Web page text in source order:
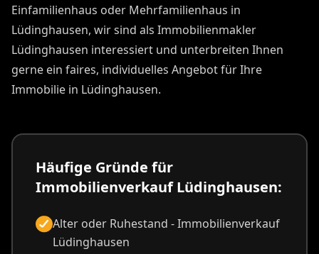
Einfamilienhaus oder Mehrfamilienhaus in
Lüdinghausen, wir sind als Immobilienmakler
Lüdinghausen interessiert und unterbreiten Ihnen
gerne ein faires, individuelles Angebot für Ihre
Immobilie in Lüdinghausen.
Häufige Gründe für
Immobilienverkauf Lüdinghausen:
Alter oder Ruhestand - Immobilienverkauf
Lüdinghausen